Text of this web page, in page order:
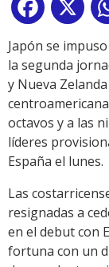
Facebook
X
Japón se
la segunda
y Nueva
octavos y a las
líderes
España el lunes.
Las
resignadas a
en el debut con
fortuna con un